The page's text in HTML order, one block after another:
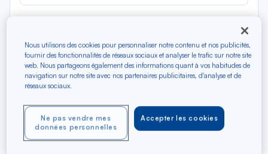
liste
Aller-Retour Aller simple
Filtrer Vider
Précédent
AOÛ 2026
N/A*
Aller / Retour — Économique
Nous utilisons des cookies pour personnaliser notre contenu et nos publicités,
fournir des fonctionnalités de réseaux sociaux et analyser le trafic sur notre site
web. Nous partageons également des informations quant à vos habitudes de
navigation sur notre site avec nos partenaires publicitaires, d'analyse et de
réseaux sociaux.
Accepter les cookies
Ne pas vendre mes
données personnelles